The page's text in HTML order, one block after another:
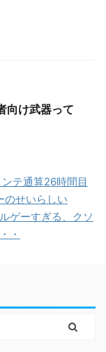
向け武器って
テ通算26時間目
せいらしい
ゲーすぎる、クソ
・